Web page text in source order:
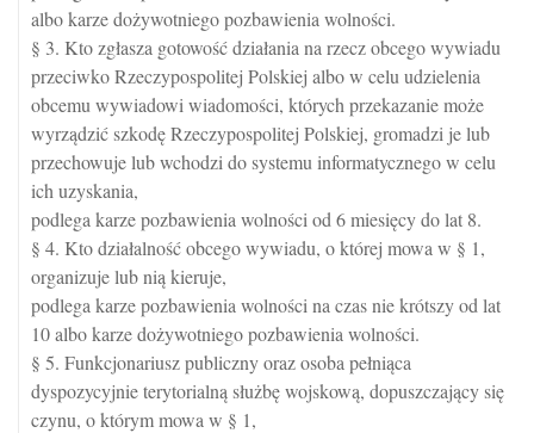
albo karze dożywotniego pozbawienia wolności.
§ 3. Kto zgłasza gotowość działania na rzecz obcego wywiadu
przeciwko Rzeczypospolitej Polskiej albo w celu udzielenia
obcemu wywiadowi wiadomości, których przekazanie może
wyrządzić szkodę Rzeczypospolitej Polskiej, gromadzi je lub
przechowuje lub wchodzi do systemu informatycznego w celu
ich uzyskania,
podlega karze pozbawienia wolności od 6 miesięcy do lat 8.
§ 4. Kto działalność obcego wywiadu, o której mowa w § 1,
organizuje lub nią kieruje,
podlega karze pozbawienia wolności na czas nie krótszy od lat
10 albo karze dożywotniego pozbawienia wolności.
§ 5. Funkcjonariusz publiczny oraz osoba pełniąca
dyspozycyjnie terytorialną służbę wojskową, dopuszczający się
czynu, o którym mowa w § 1,